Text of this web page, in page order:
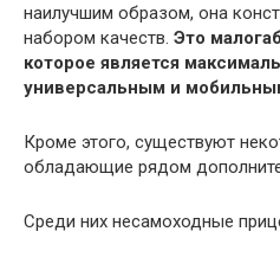
наилучшим образом, она
набором качеств. Это
которое является
универсальным и
Кроме этого, существуют
обладающие рядом
Среди них несамоходные